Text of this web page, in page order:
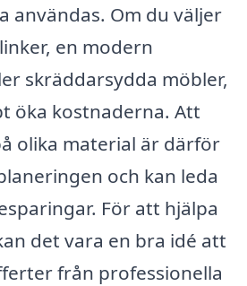
användas. Om du väljer
en modern
skräddarsydda möbler,
öka kostnaderna. Att
olika material är därför
och kan leda
För att hjälpa
det vara en bra idé att
från professionella